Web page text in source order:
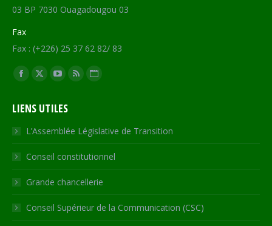
03 BP 7030 Ouagadougou 03
Fax
Fax : (+226) 25 37 62 82/ 83
Trouvez nous sur :
Facebook
opens
in
new
window
X
opens
in
new
window
YouTube
opens
in
new
window
RSS
in
new
window
Site
opens
in
new
LIENS UTILES
L’Assemblée Législative de Transition
Conseil constitutionnel
Grande chancellerie
Conseil Supérieur de la Communication (CSC)